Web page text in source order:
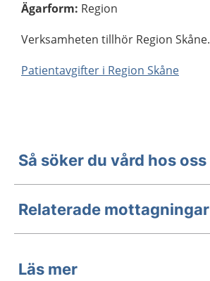
Ägarform: Region
Verksamheten tillhör Region Skåne.
Patientavgifter i Region Skåne
Så söker du vård hos oss
Relaterade mottagningar
Läs mer